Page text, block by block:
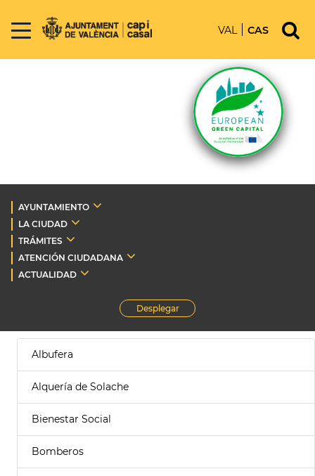
VAL CAS
AYUNTAMIENTO
LA CIUDAD
TRÁMITES
ATENCIÓN CIUDADANA
ACTUALIDAD
Desplegar
Albufera
Alquería de Solache
Bienestar Social
Bomberos